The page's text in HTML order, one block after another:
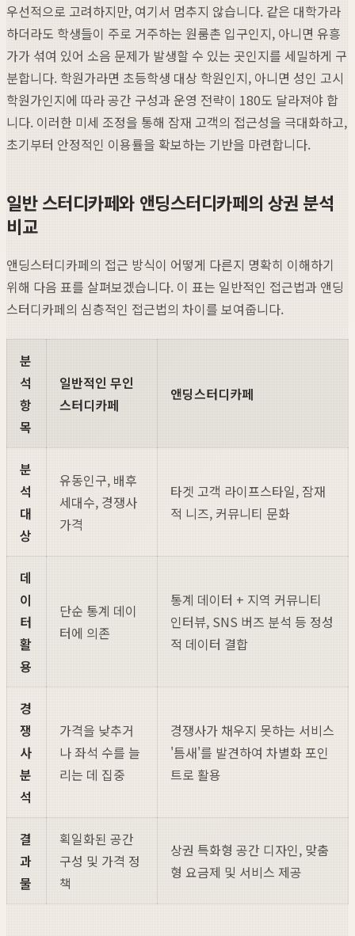
우선적으로 고려하지만, 여기서 멈추지 않습니다. 같은 대학가라
하더라도 학생들이 주로 거주하는 원룸촌 입구인지, 아니면 유흥
가가 섞여 있어 소음 문제가 발생할 수 있는 곳인지를 세밀하게 구
분합니다. 학원가라면 초등학생 대상 학원인지, 아니면 성인 고시
학원가인지에 따라 공간 구성과 운영 전략이 180도 달라져야 합
니다. 이러한 미세 조정을 통해 잠재 고객의 접근성을 극대화하고,
초기부터 안정적인 이용률을 확보하는 기반을 마련합니다.
일반 스터디카페와 앤딩스터디카페의 상권 분석
비교
앤딩스터디카페의 접근 방식이 어떻게 다른지 명확히 이해하기
위해 다음 표를 살펴보겠습니다. 이 표는 일반적인 접근법과 앤딩
스터디카페의 심층적인 접근법의 차이를 보여줍니다.
분
석
항
목
일반적인 무인
스터디카페
앤딩스터디카페
분
석
대
상
유동인구, 배후
세대수, 경쟁사
가격
타겟 고객 라이프스타일, 잠재
적 니즈, 커뮤니티 문화
데
이
터
활
용
단순 통계 데이
터에 의존
통계 데이터 + 지역 커뮤니티
인터뷰, SNS 버즈 분석 등 정성
적 데이터 결합
경
쟁
사
분
석
가격을 낮추거
나 좌석 수를 늘
리는 데 집중
경쟁사가 채우지 못하는 서비스
'틈새'를 발견하여 차별화 포인
트로 활용
결
과
물
획일화된 공간
구성 및 가격 정
책
상권 특화형 공간 디자인, 맞춤
형 요금제 및 서비스 제공